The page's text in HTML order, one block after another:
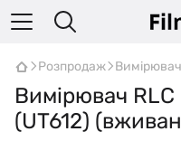
Розпродаж
Вимірювач RLC
(UT612)